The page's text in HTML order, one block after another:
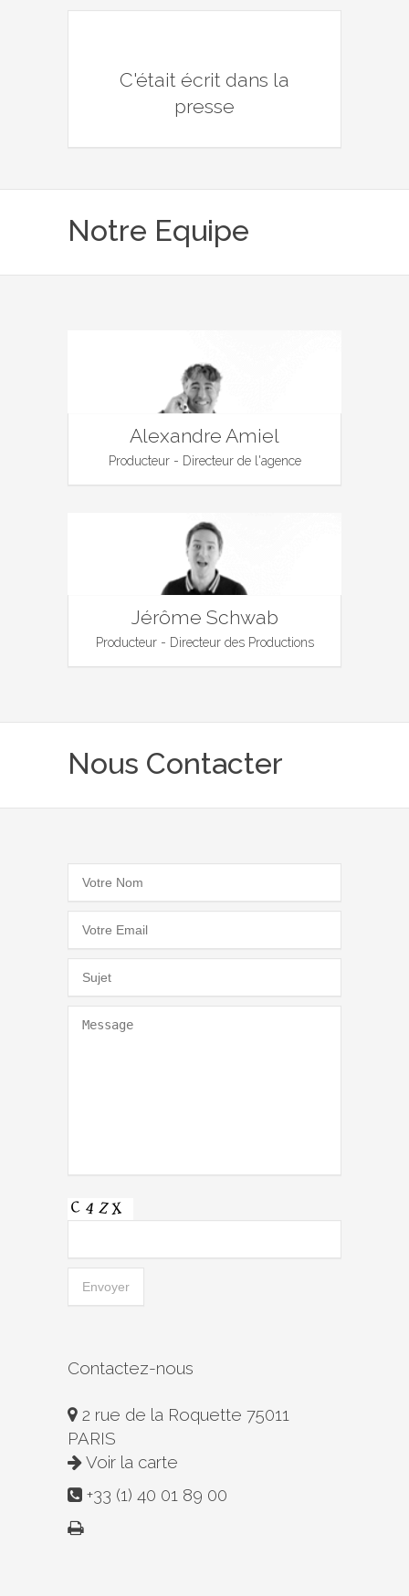
C'était écrit dans la
presse
Notre Equipe
Alexandre Amiel
Producteur - Directeur de l'agence
Jérôme Schwab
Producteur - Directeur des Productions
Nous Contacter
Contactez-nous
2 rue de la Roquette 75011
PARIS
Voir la carte
+33 (1) 40 01 89 00